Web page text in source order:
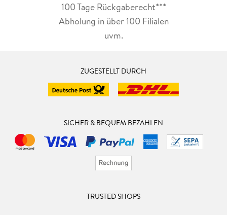
100 Tage Rückgaberecht***
Abholung in über 100 Filialen
uvm.
ZUGESTELLT DURCH
SICHER & BEQUEM BEZAHLEN
TRUSTED SHOPS